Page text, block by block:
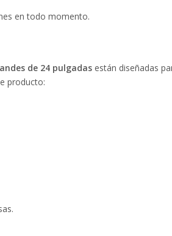
en todo momento.
de 24 pulgadas están diseñadas
producto: